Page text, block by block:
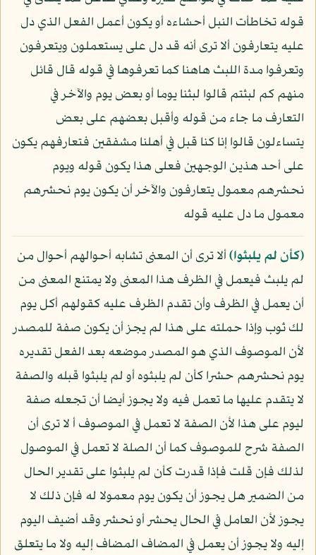
قوله تخاطأت النبل أحشاءه أو يكون أعمل الفعل الذي دل
عليه يتعارفون ألا ترى أنه قد دل على يستعملون ويتعرفون
وتعرفوا مدة اللبث هاهنا كما تعرفوها في قوله قال قائل
منهم كم لبثتم قالوا لبثنا يوما أو بعض يوم والآخر في
التعارف ما جاء من قوله وأقبل بعضهم على بعض
يتساءلون قالوا إنا كنا قبل في أهلنا مشفقين فتعارفهم يكون
على أحد هذين الوجهين فعلى هذا يكون قوله ويوم
نحشرهم معمول يتعارفون والآخر أن يكون يوم نحشرهم
معمول ما دل عليه قوله
﴿كأن لم يلبثوا﴾ألا ترى أن المعنى تشابه أحوالهم أحوال من
لم يلبث فيعمل في الظرف هذا المعنى ولا يمتنع المعنى من
أن يعمل في الظرف وأن تقدم الظرف عليه كقولهم أكل يوم
لك ثوب وإذا حملته على هذا لم يجز أن يكون صفة للمصدر
لأن الموصوف الذي هو المصدر موضعه بعد الفعل تقديره
يوم نحشرهم حشرا كأن لم يلبثوه أو لم يلبثوا قبله والصفة
لا يتقدم عليها ما تعمل فيه ولا يجوز أيضا أن تجعله صفة
ليوم على هذا لأن الصفة لا تعمل في الموصوف أ لا ترى أن
الصفة شرح للموصوف كما أن الصلة لا تعمل في الموصول
لذلك فإن قلت فإذا قدرت كأن لم يلبثوا على تقدير الحال
من الضمير هل يجوز أن يكون يوم معمولا له فإن ذلك لا
يجوز لأن العامل في الحال يحشر أو نحشر وقد أضيف اليوم
إليه ولا يجوز أن يعمل في المضاف المضاف إليه ولا ما يتعلق